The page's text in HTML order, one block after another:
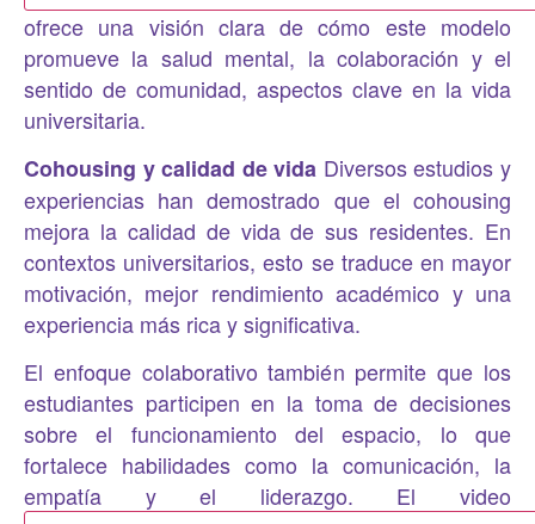
ofrece una visión clara de cómo este modelo
promueve la salud mental, la colaboración y el
sentido de comunidad, aspectos clave en la vida
universitaria.
Cohousing y calidad de vida Diversos estudios y
experiencias han demostrado que el cohousing
mejora la calidad de vida de sus residentes. En
contextos universitarios, esto se traduce en mayor
motivación, mejor rendimiento académico y una
experiencia más rica y significativa.
El enfoque colaborativo también permite que los
estudiantes participen en la toma de decisiones
sobre el funcionamiento del espacio, lo que
fortalece habilidades como la comunicación, la
empatía y el liderazgo. El video